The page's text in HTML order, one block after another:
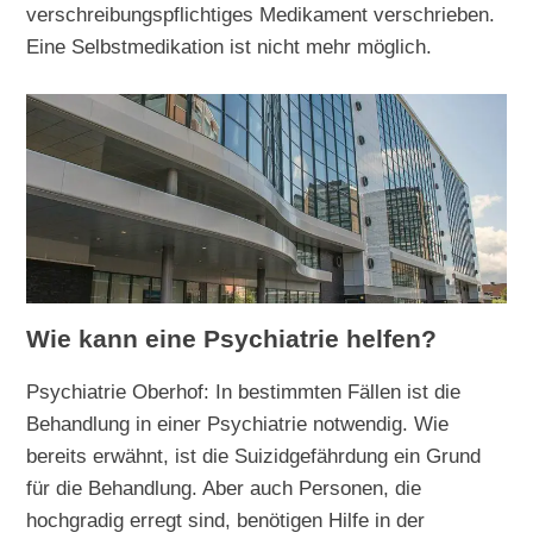
verschreibungspflichtiges Medikament verschrieben.
Eine Selbstmedikation ist nicht mehr möglich.
Wie kann eine Psychiatrie helfen?
Psychiatrie Oberhof: In bestimmten Fällen ist die
Behandlung in einer Psychiatrie notwendig. Wie
bereits erwähnt, ist die Suizidgefährdung ein Grund
für die Behandlung. Aber auch Personen, die
hochgradig erregt sind, benötigen Hilfe in der